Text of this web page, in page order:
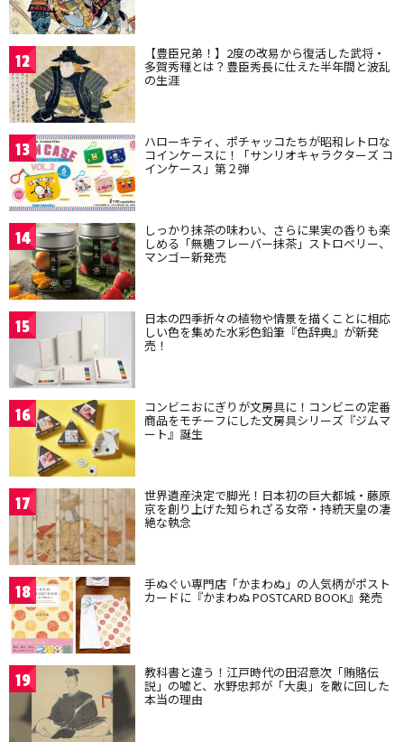
12 【豊臣兄弟！】2度の改易から復活した武将・
多賀秀種とは？豊臣秀長に仕えた半年間と波乱
の生涯
13 ハローキティ、ポチャッコたちが昭和レトロな
コインケースに！「サンリオキャラクターズ コ
インケース」第２弾
14 しっかり抹茶の味わい、さらに果実の香りも楽
しめる「無糖フレーバー抹茶」ストロベリー、
マンゴー新発売
15 日本の四季折々の植物や情景を描くことに相応
しい色を集めた水彩色鉛筆『色辞典』が新発
売！
16 コンビニおにぎりが文房具に！コンビニの定番
商品をモチーフにした文房具シリーズ『ジムマ
ート』誕生
17 世界遺産決定で脚光！日本初の巨大都城・藤原
京を創り上げた知られざる女帝・持統天皇の凄
絶な執念
18 手ぬぐい専門店「かまわぬ」の人気柄がポスト
カードに『かまわぬ POSTCARD BOOK』発売
19 教科書と違う！江戸時代の田沼意次「賄賂伝
説」の嘘と、水野忠邦が「大奥」を敵に回した
本当の理由